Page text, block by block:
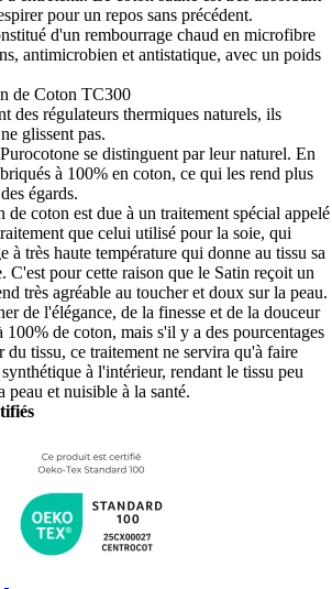
pour un repos sans précédent.
d'un rembourrage chaud en microfibre
antimicrobien et antistatique, avec un poids
de Coton TC300
des régulateurs thermiques naturels, ils
glissent pas.
se distinguent par leur naturel. En
à 100% en coton, ce qui les rend plus
égards.
coton est due à un traitement spécial appelé
que celui utilisé pour la soie, qui
à très haute température qui donne au tissu sa
C'est pour cette raison que le Satin reçoit un
très agréable au toucher et doux sur la peau.
de l'élégance, de la finesse et de la douceur
100% de coton, mais s'il y a des pourcentages
du tissu, ce traitement ne servira qu'à faire
à l'intérieur, rendant le tissu peu
et nuisible à la santé.